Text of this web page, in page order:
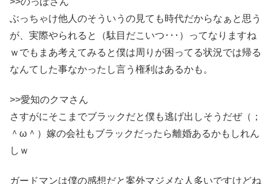
ぶっちゃけ他人のそういうの見ても時代だからなぁと思う
が、実際やられると（駄目だこいつ･･･）ってなりますね
ｗでもまあ考えてみると僕は周りが困ってる状況では帰る
なんてした事なかったし言う権利はあるかも。
>>愛知のクマさん
さすがにそこまでブラックだと僕も逃げ出しそうだぜ（；
＾ω＾）嫁の会社もブラックだったら離婚あるかもしれん
しｗ
ガードマンは僕の感想だと案外マジメな人多いですけどね